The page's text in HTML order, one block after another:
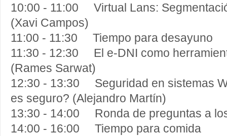
10:00 - 11:00 Virtual Lans:
(Xavi Campos)
11:00 - 11:30 Tiempo para desayuno
11:30 - 12:30 El e-DNI como
(Rames Sarwat)
12:30 - 13:30 Seguridad en sistemas
es seguro? (Alejandro Martín)
13:30 - 14:00 Ronda de preguntas a
14:00 - 16:00 Tiempo para comida